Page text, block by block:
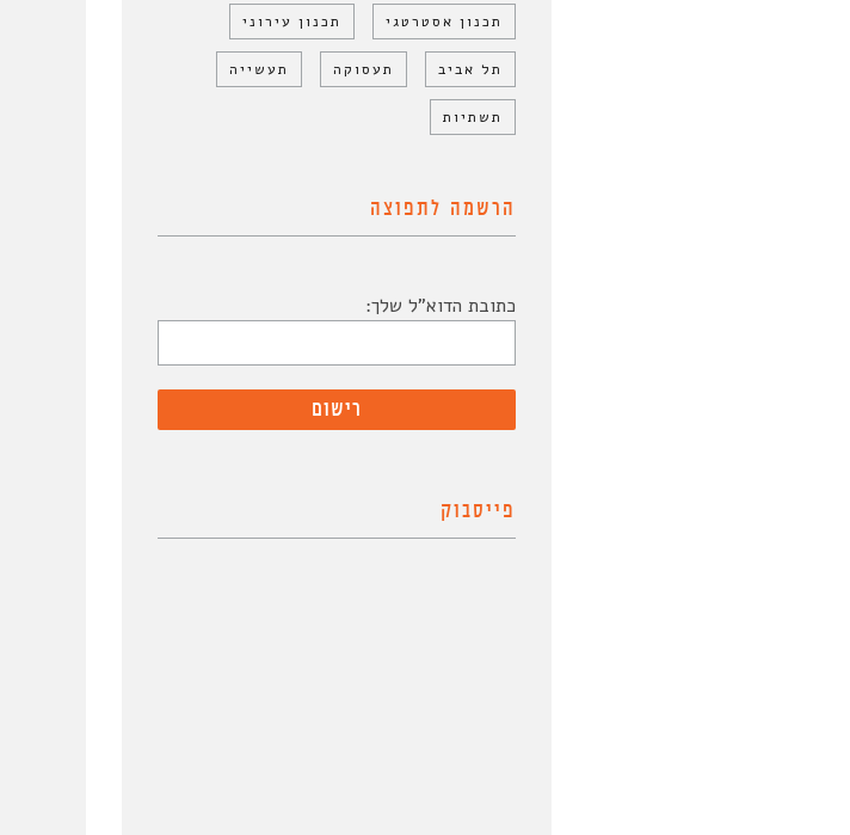
תכנון אסטרטגי תכנון עירוני
תל אביב תעסוקה תעשייה
תשתיות
הרשמה לתפוצה
כתובת הדוא"ל שלך:
פייסבוק